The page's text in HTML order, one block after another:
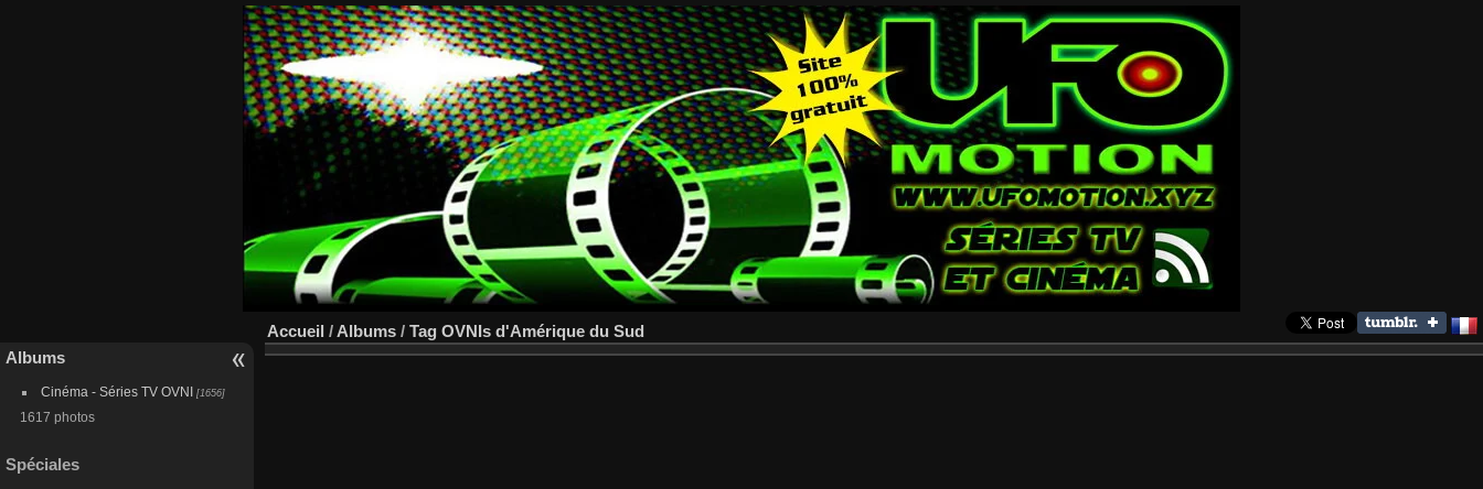
Albums
Cinéma - Séries TV OVNI [1656]
1617 photos
Spéciales
Accueil / Albums / Tag OVNIs d'Amérique du Sud